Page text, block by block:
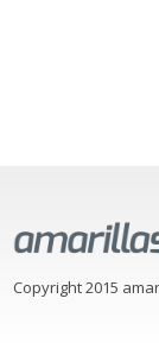
Copyright 2015